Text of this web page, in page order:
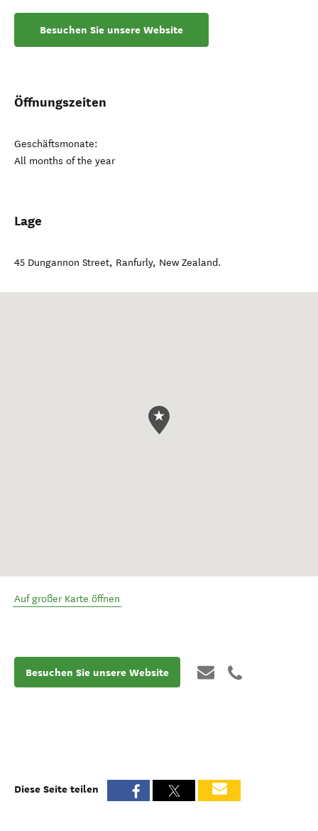
Besuchen Sie unsere Website
Öffnungszeiten
Geschäftsmonate:
All months of the year
Lage
45 Dungannon Street, Ranfurly, New Zealand.
Auf großer Karte öffnen
Besuchen Sie unsere Website
Diese Seite teilen